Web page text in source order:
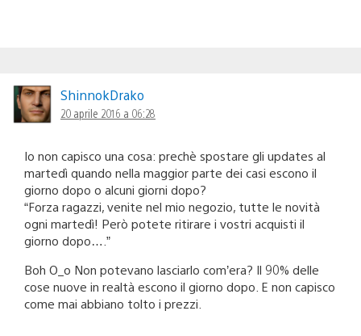
ShinnokDrako
20 aprile 2016 a 06:28
Io non capisco una cosa: prechè spostare gli updates al
martedì quando nella maggior parte dei casi escono il
giorno dopo o alcuni giorni dopo?
“Forza ragazzi, venite nel mio negozio, tutte le novità
ogni martedì! Però potete ritirare i vostri acquisti il
giorno dopo….”
Boh O_o Non potevano lasciarlo com’era? Il 90% delle
cose nuove in realtà escono il giorno dopo. E non capisco
come mai abbiano tolto i prezzi.